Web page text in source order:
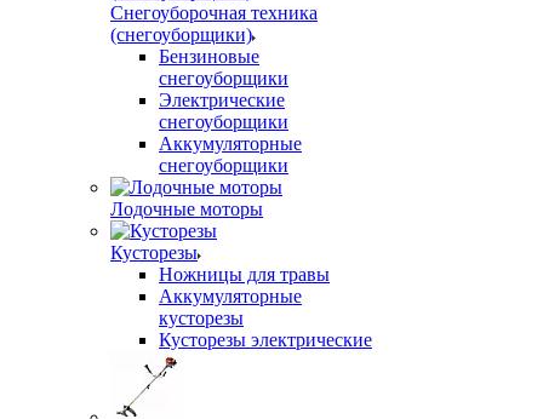
Снегоуборочная техника
(снегоуборщики)
Бензиновые
снегоуборщики
Электрические
снегоуборщики
Аккумуляторные
снегоуборщики
Лодочные моторы
Кусторезы
Ножницы для травы
Аккумуляторные
кусторезы
Кусторезы электрические